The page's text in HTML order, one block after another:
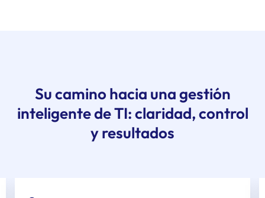
Su camino hacia una gestión
inteligente de TI: claridad, control
y resultados